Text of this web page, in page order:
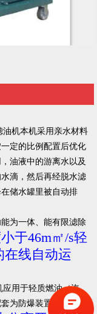
机本机采用亲水材料
定的比例配置后优化
油液中的游离水以及
滴，然后再经脱水滤
储水罐里被自动排
为一体、能有限滤除
于46m㎡/s轻
在线自动运
应用于轻质燃油（汽
为防爆装置。